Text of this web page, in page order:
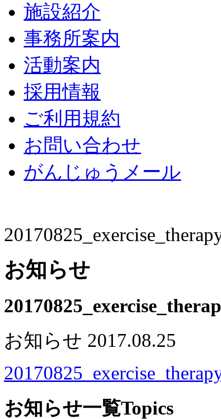
施設紹介
事務所案内
活動案内
採用情報
ご利用規約
お問い合わせ
がんじゅうメール
お知らせ
お知らせ 2017.08.25
お知らせ一覧Topics